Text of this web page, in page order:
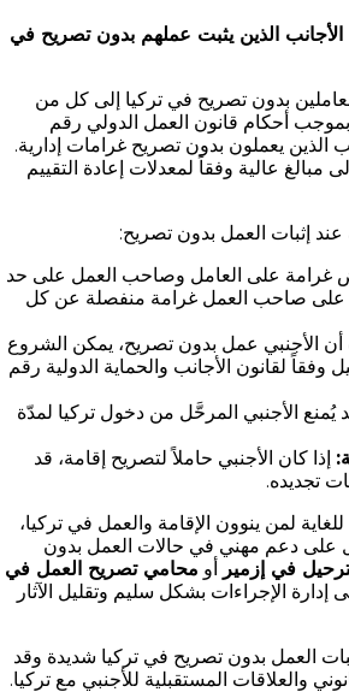
الأجانب الذين يثبت عملهم بدون تصريح في
بدون تصريح في تركيا إلى كل من
أحكام قانون العمل الدولي رقم
الذين يعملون بدون تصريح غرامات إدارية.
مبالغ عالية وفقاً لمعدلات إعادة التقييم
إثبات العمل بدون تصريح:
غرامة على العامل وصاحب العمل على حد
صاحب العمل غرامة منفصلة عن كل
أن الأجنبي عمل بدون تصريح، يمكن الشروع
وفقاً لقانون الأجانب والحماية الدولية رقم
يُمنع الأجنبي المرحَّل من دخول تركيا لمدّة
إذا كان الأجنبي حاملاً لتصريح إقامة، قد
تجديده.
لمن ينوون الإقامة والعمل في تركيا،
على دعم مهني في حالات العمل بدون
في إزمير أو محامي تصريح العمل في
الإجراءات بشكل سليم وتقليل الآثار
العمل بدون تصريح في تركيا شديدة وقد
والعلاقات المستقبلية للأجنبي مع تركيا.